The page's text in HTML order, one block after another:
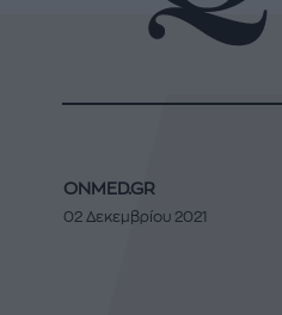
ONMED.GR
02 Δεκεμβρίου 2021